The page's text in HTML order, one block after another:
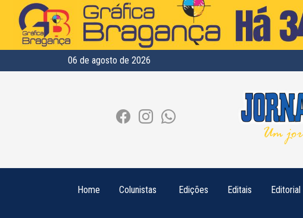
06 de agosto de 2026
Home Colunistas Edições Editais Editorial